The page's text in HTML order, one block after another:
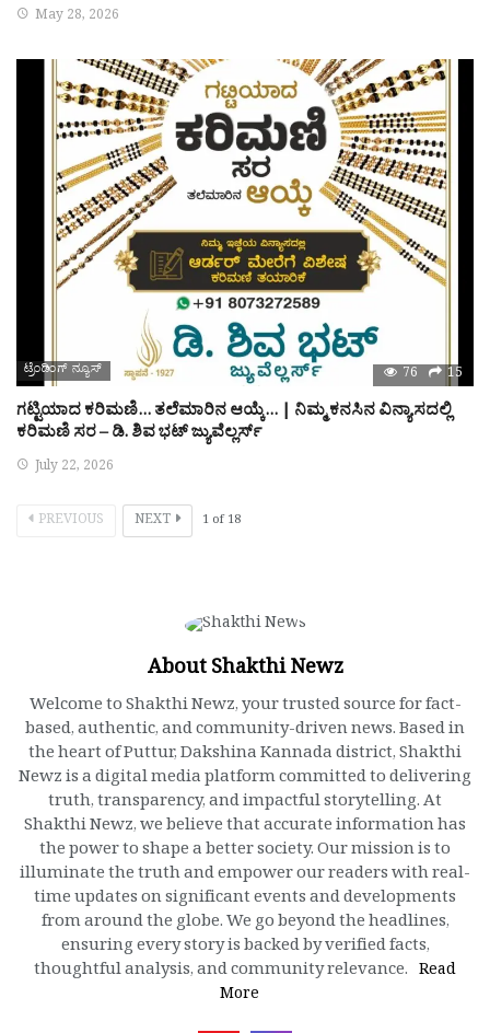
May 28, 2026
ಟ್ರೆಂಡಿಂಗ್ ನ್ಯೂಸ್ 76 15
ಗಟ್ಟಿಯಾದ ಕರಿಮಣಿ… ತಲೆಮಾರಿನ ಆಯ್ಕೆ… | ನಿಮ್ಮ ಕನಸಿನ ವಿನ್ಯಾಸದಲ್ಲಿ
ಕರಿಮಣಿ ಸರ – ಡಿ. ಶಿವ ಭಟ್ ಜ್ಯುವೆಲ್ಲರ್ಸ್
July 22, 2026
PREVIOUS NEXT 1 of18
About Shakthi Newz
Welcome to Shakthi Newz, your trusted source for fact-
based, authentic, and community-driven news. Based in
the heart of Puttur, Dakshina Kannada district, Shakthi
Newz is a digital media platform committed to delivering
truth, transparency, and impactful storytelling. At
Shakthi Newz, we believe that accurate information has
the power to shape a better society. Our mission is to
illuminate the truth and empower our readers with real-
time updates on significant events and developments
from around the globe. We go beyond the headlines,
ensuring every story is backed by verified facts,
thoughtful analysis, and community relevance. Read
More